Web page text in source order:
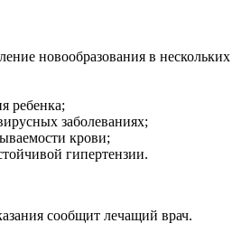
новообразования в нескольких
ребенка;
заболеваниях;
крови;
гипертензии.
сообщит лечащий врач.